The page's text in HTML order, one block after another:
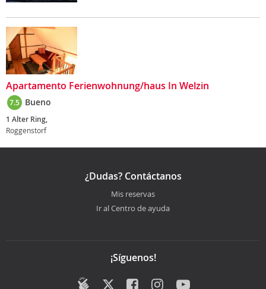
Apartamento Ferienwohnung/haus In Welzin
7.5 Bueno
1 Alter Ring,
Roggenstorf
¿Dudas? Contáctanos
Mis reservas
Ir al Centro de ayuda
¡Síguenos!